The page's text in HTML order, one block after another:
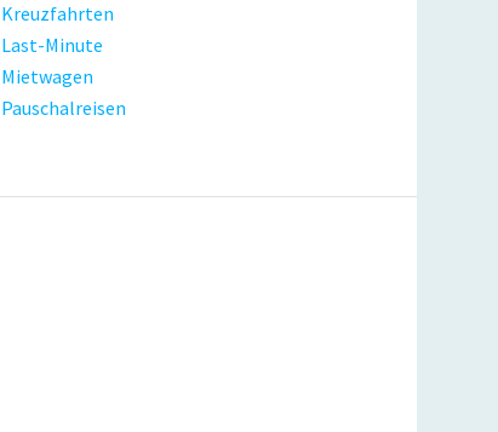
Kreuzfahrten
Last-Minute
Mietwagen
Pauschalreisen